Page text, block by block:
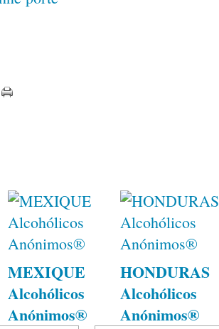
MEXIQUE
Alcohólicos
Anónimos®
HONDURAS
Alcohólicos
Anónimos®